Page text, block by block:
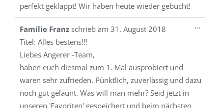
perfekt geklappt! Wir haben heute wieder gebucht!
Familie Franz schrieb am 31. August 2018
Titel: Alles bestens!!!
Liebes Angerer -Team,
haben euch diesmal zum 1. Mal ausprobiert und
waren sehr zufrieden. Pünktlich, zuverlässig und dazu
noch gut gelaunt. Was will man mehr? Seid jetzt in
unseren 'Favoriten' gespeichert und beim nächsten
...